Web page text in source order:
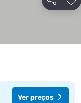
Partilhar
Ver preços